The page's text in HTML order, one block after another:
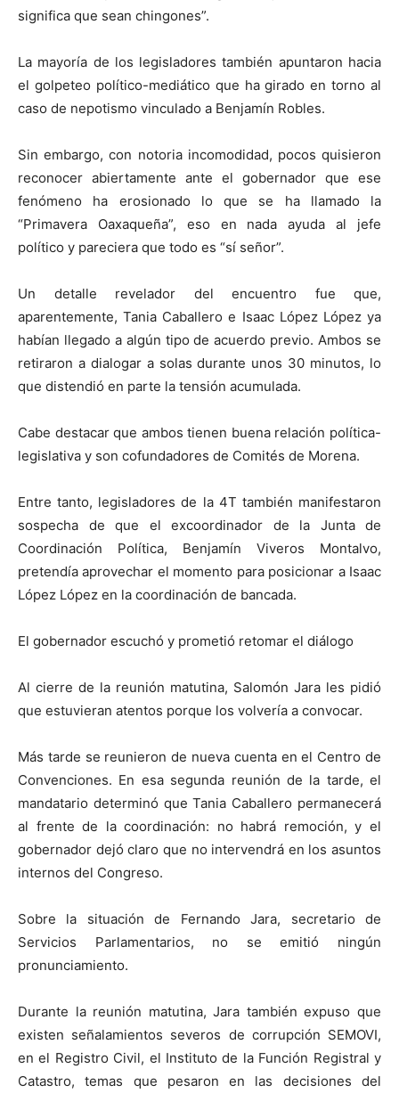
significa que sean chingones”.
La mayoría de los legisladores también apuntaron hacia
el golpeteo político-mediático que ha girado en torno al
caso de nepotismo vinculado a Benjamín Robles.
Sin embargo, con notoria incomodidad, pocos quisieron
reconocer abiertamente ante el gobernador que ese
fenómeno ha erosionado lo que se ha llamado la
“Primavera Oaxaqueña”, eso en nada ayuda al jefe
político y pareciera que todo es “sí señor”.
Un detalle revelador del encuentro fue que,
aparentemente, Tania Caballero e Isaac López López ya
habían llegado a algún tipo de acuerdo previo. Ambos se
retiraron a dialogar a solas durante unos 30 minutos, lo
que distendió en parte la tensión acumulada.
Cabe destacar que ambos tienen buena relación política-
legislativa y son cofundadores de Comités de Morena.
Entre tanto, legisladores de la 4T también manifestaron
sospecha de que el excoordinador de la Junta de
Coordinación Política, Benjamín Viveros Montalvo,
pretendía aprovechar el momento para posicionar a Isaac
López López en la coordinación de bancada.
El gobernador escuchó y prometió retomar el diálogo
Al cierre de la reunión matutina, Salomón Jara les pidió
que estuvieran atentos porque los volvería a convocar.
Más tarde se reunieron de nueva cuenta en el Centro de
Convenciones. En esa segunda reunión de la tarde, el
mandatario determinó que Tania Caballero permanecerá
al frente de la coordinación: no habrá remoción, y el
gobernador dejó claro que no intervendrá en los asuntos
internos del Congreso.
Sobre la situación de Fernando Jara, secretario de
Servicios Parlamentarios, no se emitió ningún
pronunciamiento.
Durante la reunión matutina, Jara también expuso que
existen señalamientos severos de corrupción SEMOVI,
en el Registro Civil, el Instituto de la Función Registral y
Catastro, temas que pesaron en las decisiones del